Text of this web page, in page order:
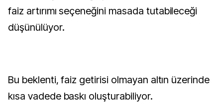
faiz artırımı seçeneğini masada tutabileceği
düşünülüyor.
Bu beklenti, faiz getirisi olmayan altın üzerinde
kısa vadede baskı oluşturabiliyor.